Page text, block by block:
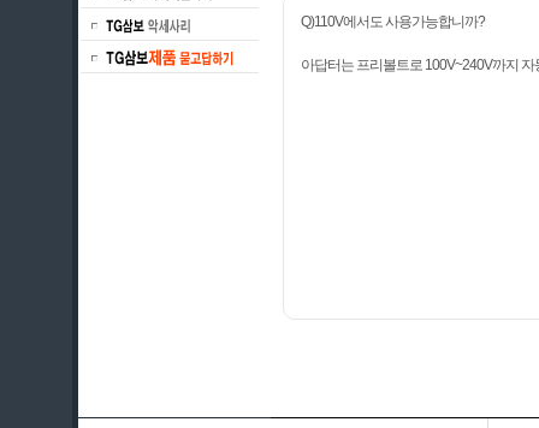
Q)110V에서도 사용가능합니까?
아답터는 프리볼트로 100V~240V까지